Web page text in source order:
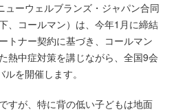
ューウェルブランズ・ジャパン合同
、コールマン）は、今年1月に締結
トナー契約に基づき、コールマン
熱中症対策を講じながら、全国9会
を開催します。
すが、特に背の低い子どもは地面